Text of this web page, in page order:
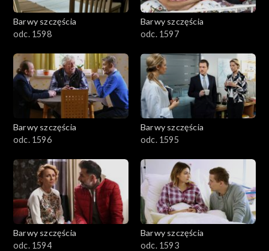
2701–2800
2501–2600
2401–2500
2301–2400
2201–2300
2101–2200
2001–2100
Barwy szczęścia
odc. 1598
Barwy szczęścia
odc. 1597
Barwy szczęścia
odc. 1596
Barwy szczęścia
odc. 1595
Barwy szczęścia
odc. 1594
Barwy szczęścia
odc. 1593